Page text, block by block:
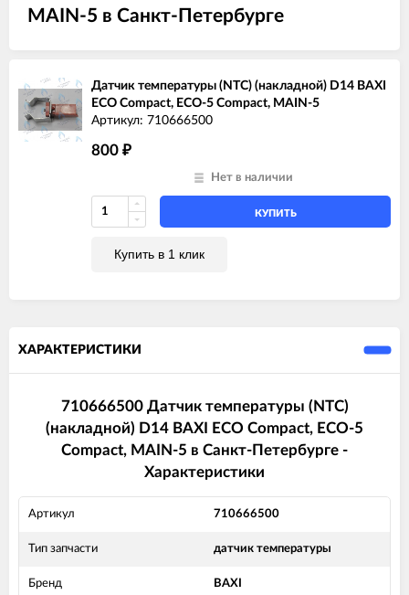
MAIN-5 в Санкт-Петербурге
Датчик температуры (NTC) (накладной) D14 BAXI
ECO Compact, ECO-5 Compact, MAIN-5
Артикул: 710666500
800 ₽
Нет в наличии
КУПИТЬ
Купить в 1 клик
ХАРАКТЕРИСТИКИ
710666500 Датчик температуры (NTC)
(накладной) D14 BAXI ECO Compact, ECO-5
Compact, MAIN-5 в Санкт-Петербурге -
Характеристики
Артикул 710666500
Тип запчасти датчик температуры
Бренд BAXI